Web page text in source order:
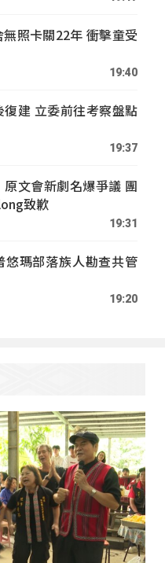
照卡關22年 衝擊童受
19:40
復建 立委前往考察盤點
19:37
原文會新劇名爆爭議 團
致歉
19:31
悠瑪部落族人勘查共管
19:20